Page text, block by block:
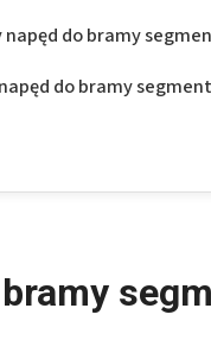
do bramy
do bramy